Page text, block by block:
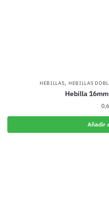
HEBILLAS, HEBILLAS
Hebilla
Añadir